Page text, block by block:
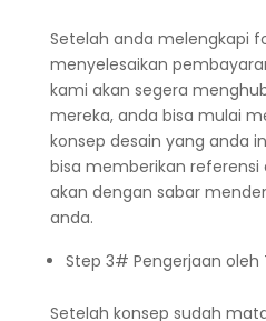
Setelah anda melengkapi
menyelesaikan
kami akan segera
mereka, anda bisa mulai
konsep desain yang anda
bisa memberikan referensi
akan dengan sabar
anda.
Step 3# Pengerjaan oleh
Setelah konsep sudah